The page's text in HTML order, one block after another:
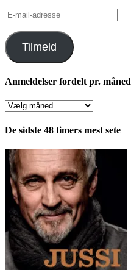
E-
mail-
adresse
Tilmeld
Anmeldelser fordelt pr. måned
Anmeldelser
pr.
De sidste 48 timers mest sete